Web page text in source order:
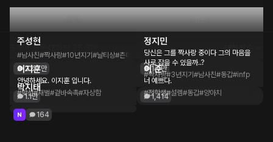
플롯 피드
5개의 플롯 대화량순
22.7만
주성현
#남사친#짝사랑#10년지기 #날티상#츤데레
1.4만
정지민
당신은 그를 짝사랑 중이다 그의 마음을
사로 잡을 수 있을까..?
#짝사랑#3년지기 #남사친#동갑#infp
1.1만
이지훈
안녕하세요. 이지훈 입니다.
#맞선#재벌#겉바속촉#자상함 1,414
이 준
너 예쁘다.
#전학생#설렘#동갑#양아치
164
박지태